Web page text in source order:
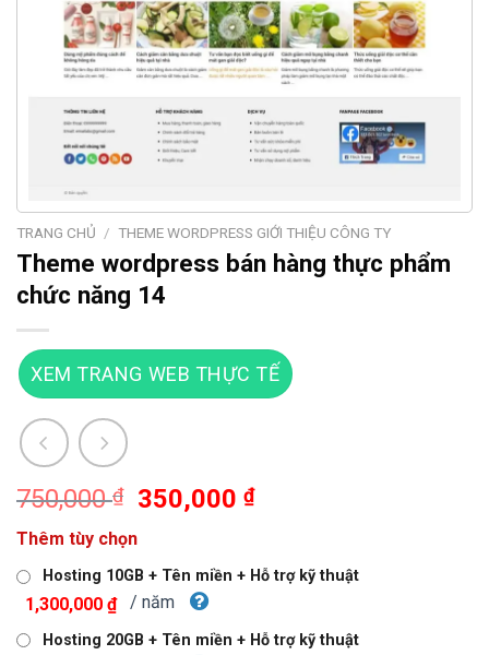
TRANG CHỦ / THEME WORDPRESS GIỚI THIỆU CÔNG TY
Theme wordpress bán hàng thực phẩm
chức năng 14
XEM TRANG WEB THỰC TẾ
750,000₫
Giá
là:
750,000 ₫.
350,000₫Giá
là:
Thêm tùy chọn
Hosting 10GB + Tên miền + Hỗ trợ kỹ thuật
1,300,000 ₫ / năm
Hosting 20GB + Tên miền + Hỗ trợ kỹ thuật